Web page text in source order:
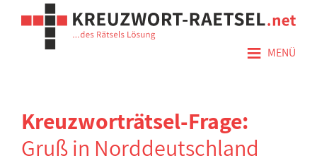
≡ MENÜ
Kreuzworträtsel-Frage:
Gruß in Norddeutschland